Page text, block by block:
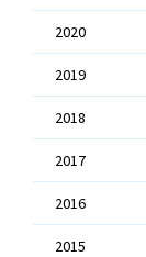
2020
2019
2018
2017
2016
2015